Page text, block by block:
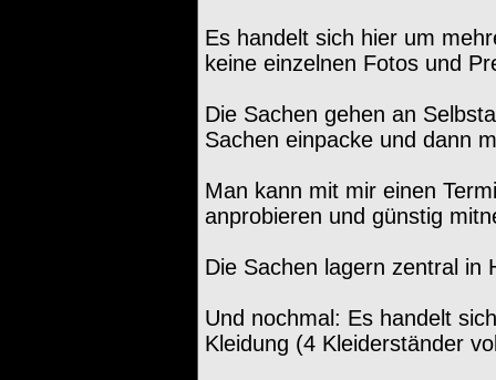
Es handelt sich hier um
keine einzelnen Fotos und
Die Sachen gehen an
Sachen einpacke und dann
Man kann mit mir einen
anprobieren und günstig
Die Sachen lagern zentral in
Und nochmal: Es handelt
Kleidung (4 Kleiderständer